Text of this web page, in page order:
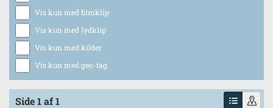
Vis kun med filmklip
Vis kun med lydklip
Vis kun med kilder
Vis kun med geo-tag
Side 1 af 1